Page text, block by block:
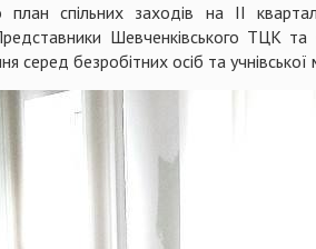
план спільних заходів на ІІ
Шевченківського ТЦК
серед безробітних осіб та учнівської